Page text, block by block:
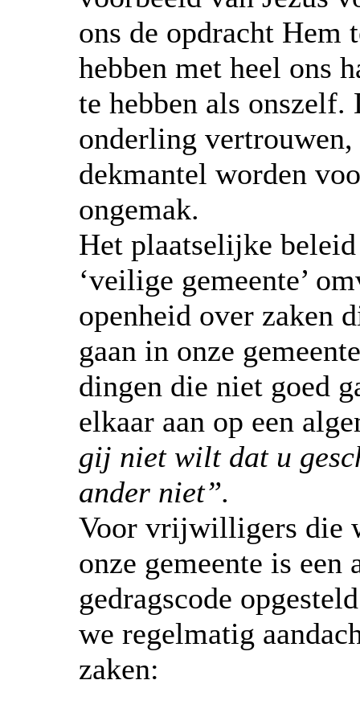
ons de opdracht Hem
hebben met heel ons
te hebben als
onderling vertrouwen,
dekmantel worden
ongemak.
Het plaatselijke
‘veilige gemeente’
openheid over zaken
gaan in onze
dingen die niet goed
elkaar aan op een
gij niet wilt dat u
ander niet”.
Voor vrijwilligers die
onze gemeente is een
gedragscode
we regelmatig
zaken: